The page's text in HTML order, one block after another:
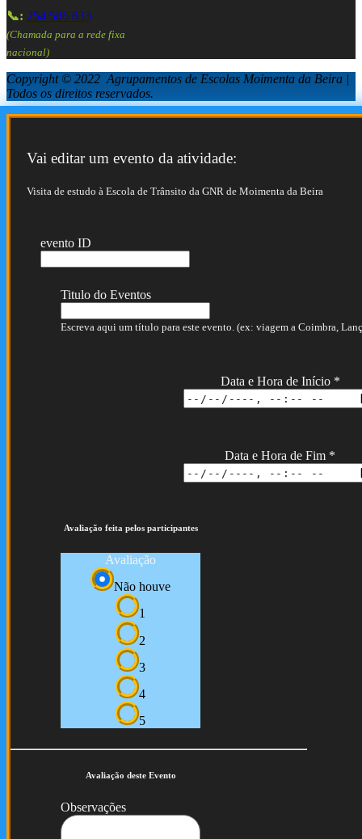
📞: 254 586 833
(Chamada para a rede fixa
nacional)
Copyright © 2022 Agrupamentos de Escolas Moimenta da Beira |
Todos os direitos reservados.
Vai editar um evento da atividade:
Visita de estudo à Escola de Trânsito da GNR de Moimenta da Beira
evento ID
Titulo do Eventos
Escreva aqui um título para este evento. (ex: viagem a Coimbra,
Data e Hora de Início *
Data e Hora de Fim *
Avaliação feita pelos participantes
Avaliação
Não houve
1
2
3
4
5
Avaliação deste Evento
Observações